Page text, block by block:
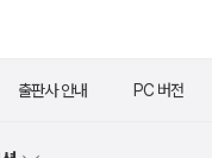
출판사 안내 PC 버전